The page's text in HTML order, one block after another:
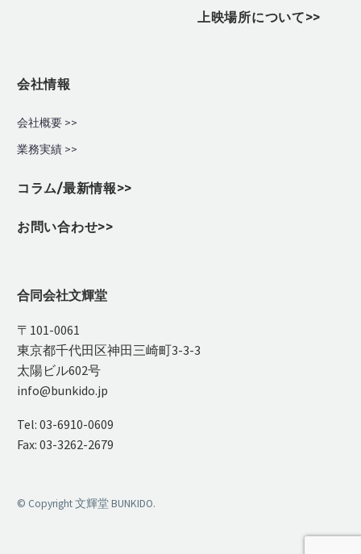
上映場所について>>
会社情報
会社概要 >>
業務実績 >>
コラム/最新情報>>
お問い合わせ>>
合同会社文輝堂
〒101-0061
東京都千代田区神田三崎町3-3-3
太陽ビル602号
info@bunkido.jp
Tel: 03-6910-0609
Fax: 03-3262-2679
© Copyright 文輝堂 BUNKIDO.